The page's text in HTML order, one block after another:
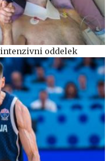
oddelek